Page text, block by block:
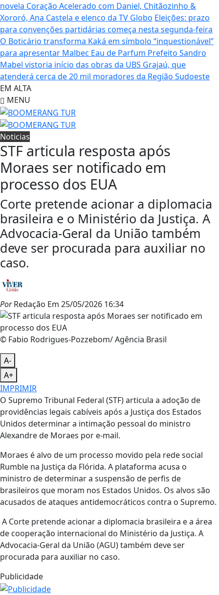
novela Coração Acelerado com Daniel, Chitãozinho &
Xororó, Ana Castela e elenco da TV Globo Eleições: prazo
para convenções partidárias começa nesta segunda-feira
O Boticário transforma Kaká em símbolo “inquestionável”
para apresentar Malbec Eau de Parfum Prefeito Sandro
Mabel vistoria início das obras da UBS Grajaú, que
atenderá cerca de 20 mil moradores da Região Sudoeste
EM ALTA
MENU
Noticias
STF articula resposta após
Moraes ser notificado em
processo dos EUA
Corte pretende acionar a diplomacia
brasileira e o Ministério da Justiça. A
Advocacia-Geral da União também
deve ser procurada para auxiliar no
caso.
PorRedação Em 25/05/2026 16:34
© Fabio Rodrigues-Pozzebom/ Agência Brasil
A-
A+
IMPRIMIR
O Supremo Tribunal Federal (STF) articula a adoção de
providências legais cabíveis após a Justiça dos Estados
Unidos determinar a intimação pessoal do ministro
Alexandre de Moraes por e-mail.
Moraes é alvo de um processo movido pela rede social
Rumble na Justiça da Flórida. A plataforma acusa o
ministro de determinar a suspensão de perfis de
brasileiros que moram nos Estados Unidos. Os alvos são
acusados de ataques antidemocráticos contra o Supremo.
A Corte pretende acionar a diplomacia brasileira e a área
de cooperação internacional do Ministério da Justiça. A
Advocacia-Geral da União (AGU) também deve ser
procurada para auxiliar no caso.
Publicidade